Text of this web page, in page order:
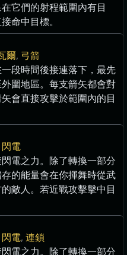
它們的射程範圍內有目
命中目標。
爾, 弓箭
段時間後接連落下，最先
圍地區。每支箭矢都會對
會直接攻擊於範圍內的目
閃電
電之力。除了轉換一部分
的能量會在你揮舞時從武
敵人。若近戰攻擊擊中目
閃電, 連鎖
電之力。除了轉換一部分